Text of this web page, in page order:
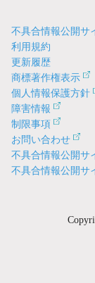
不具合情報公開サ
利用規約
更新履歴
商標著作権表示
個人情報保護方針
障害情報
制限事項
お問い合わせ
不具合情報公開サ
不具合情報公開サ